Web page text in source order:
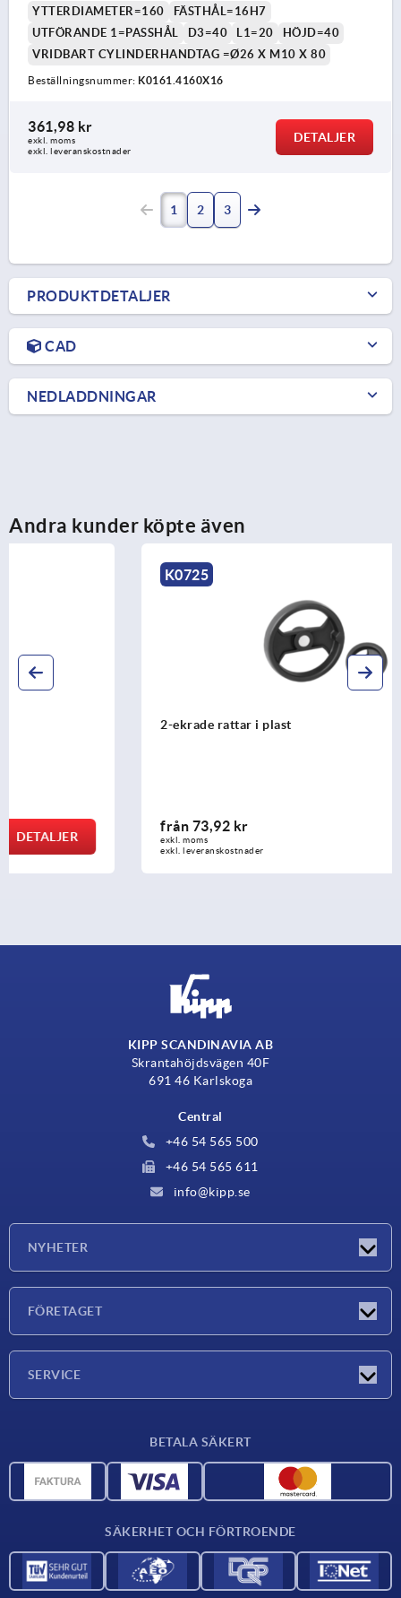
YTTERDIAMETER=160
FÄSTHÅL=16H7
UTFÖRANDE 1=PASSHÅL
D3=40 L1=20
HÖJD=40
VRIDBART CYLINDERHANDTAG =Ø26 X M10 X 80
Beställningsnummer: K0161.4160X16
361,98 kr
exkl. moms
exkl. leveranskostnader
DETALJER
1 2 3
PRODUKTDETALJER
CAD
NEDLADDNINGAR
Andra kunder köpte även
73,92 kr
exkl. moms
exkl. leveranskostnader
KIPP SCANDINAVIA AB
Skrantahöjdsvägen 40F
691 46 Karlskoga
Central
+46 54 565 500
+46 54 565 611
info@kipp.se
NYHETER
FÖRETAGET
SERVICE
CAD-data
BETALA SÄKERT
SÄKERHET OCH FÖRTROENDE